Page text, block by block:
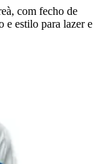
com fecho de
e estilo para lazer e